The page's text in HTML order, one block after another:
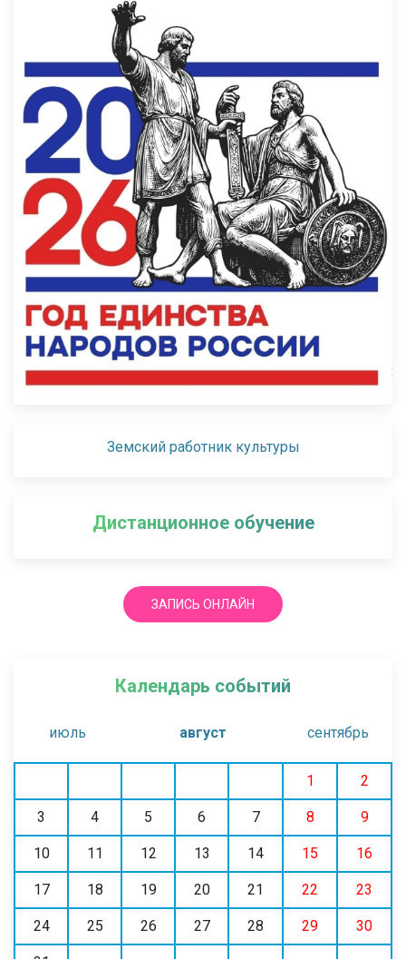
Земский работник культуры
Дистанционное обучение
ЗАПИСЬ ОНЛАЙН
Календарь событий
июль август сентябрь
1 2
3 4 5 6 7 8 9
10 11 12 13 14 15 16
17 18 19 20 21 22 23
24 25 26 27 28 29 30